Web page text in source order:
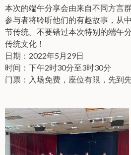
本次的端午分享会由来自不同方言
参与者将聆听他们的有趣故事，从
节传统。不要错过本次特别的端午
传统文化！
日期：2022年5月29日
时间：下午2时30分至3时30分
门票：入场免费，座位有限，先到